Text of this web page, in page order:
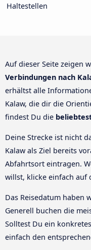
Haltestellen
Auf dieser Seite zeigen
Verbindungen nach
erhältst alle
Kalaw, die dir die
findest Du die
Deine Strecke ist nicht
Kalaw als Ziel bereits
Abfahrtsort eintragen.
willst, klicke einfach auf
Das Reisedatum haben
Generell buchen die
Solltest Du ein
einfach den